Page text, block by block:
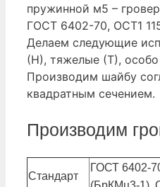
пружинной м5 –
ГОСТ 6402-70, ОСТ1
Делаем следующие
(Н), тяжелые (Т),
Производим шайбу
квадратным сечением.
Производим
Стандарт
ГОСТ 6402-